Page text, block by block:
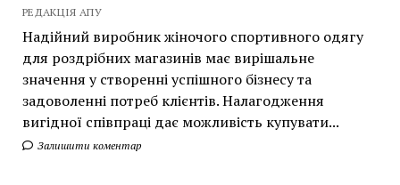
РЕДАКЦІЯ АПУ
Надійний виробник жіночого спортивного одягу
для роздрібних магазинів має вирішальне
значення у створенні успішного бізнесу та
задоволенні потреб клієнтів. Налагодження
вигідної співпраці дає можливість купувати...
Залишити коментар